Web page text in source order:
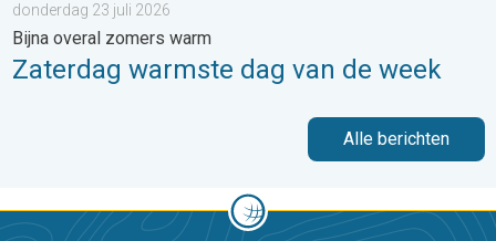
donderdag 23 juli 2026
Bijna overal zomers warm
Zaterdag warmste dag van de week
Alle berichten